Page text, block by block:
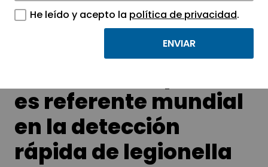
La empresa Biótica,
es referente mundial
en la detección
rápida de legionella
He leído y acepto la política de privacidad.